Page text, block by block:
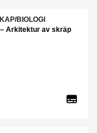
BIOLOGI
Arkitektur av skräp